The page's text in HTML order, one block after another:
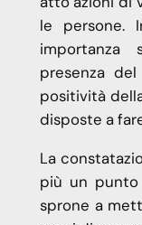
le persone.
importanza
presenza
positività
disposte a
La
più un
sprone a